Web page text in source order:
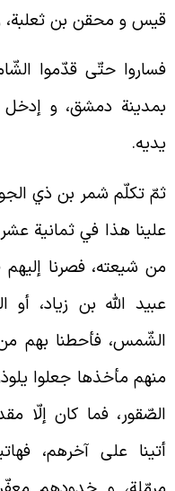
و محقن بن ثعلبة،
حتّى قدّموا
دمشق، و إدخل
تكلّم شمر بن ذي
هذا في ثمانية
شيعته، فصرنا إليهم
الله بن زياد، أو
فأحطنا بهم من
مأخذها جعلوا
فما كان إلّا
على آخرهم،